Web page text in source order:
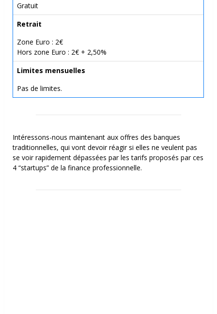
Gratuit
Retrait
Zone Euro : 2€
Hors zone Euro : 2€ + 2,50%
Limites mensuelles
Pas de limites.
Intéressons-nous maintenant aux offres des banques
traditionnelles, qui vont devoir réagir si elles ne veulent pas
se voir rapidement dépassées par les tarifs proposés par ces
4 “startups” de la finance professionnelle.